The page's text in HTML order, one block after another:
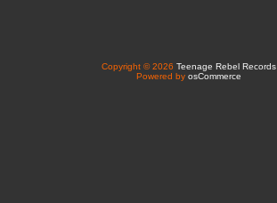
Copyright © 2026 Teenage Rebel Records
Powered by osCommerce